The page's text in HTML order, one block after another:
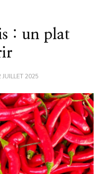
: un plat
JUILLET 2025